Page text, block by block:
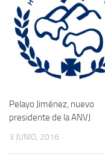
Pelayo Jiménez, nuevo
presidente de la ANVJ
3 JUNIO, 2016